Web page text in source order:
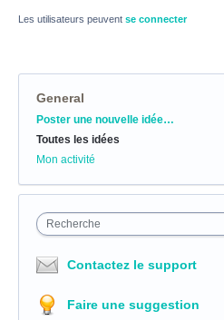
Les utilisateurs peuvent se connecter
General
Catégories
Poster une nouvelle idée…
Toutes les idées
Mon activité
Recherche
Contactez le support
Faire une suggestion